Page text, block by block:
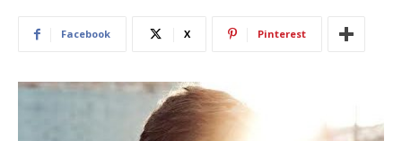
Facebook X Pinterest